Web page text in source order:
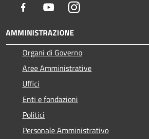
Facebook YoutubeInstagram
AMMINISTRAZIONE
Organi di Governo
Aree Amministrative
Uffici
Enti e fondazioni
Politici
Personale Amministrativo